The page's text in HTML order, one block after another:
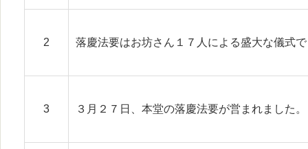
2 落慶法要はお坊さん１７人による盛大な儀式
3 ３月２７日、本堂の落慶法要が営まれました。